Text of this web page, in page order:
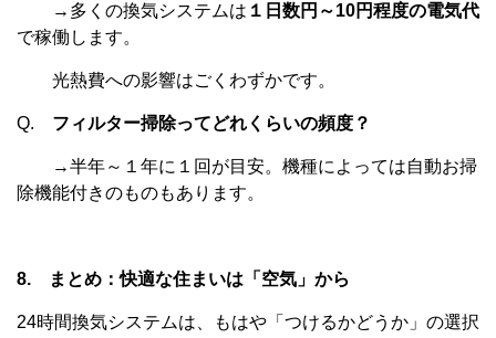
→多くの換気システムは １日数円～10円程度の電気代
で稼働します。
光熱費への影響はごくわずかです。
Q. フィルター掃除ってどれくらいの頻度？
→半年～１年に１回が目安。機種によっては自動お掃
除機能付きのものもあります。
8. まとめ：快適な住まいは「空気」から
24時間換気システムは、もはや「つけるかどうか」の選択